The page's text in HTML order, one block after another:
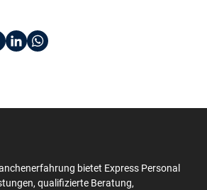
bietet Express Personal
qualifizierte Beratung,